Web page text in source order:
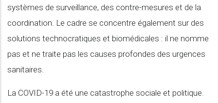
systèmes de surveillance, des contre-mesures et de la
coordination. Le cadre se concentre également sur des
solutions technocratiques et biomédicales : il ne nomme
pas et ne traite pas les causes profondes des urgences
sanitaires.
La COVID-19 a été une catastrophe sociale et politique.